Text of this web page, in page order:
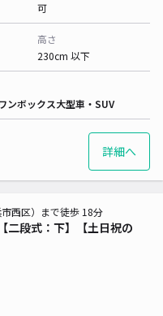
可
高さ
230cm 以下
ンボックス大型車・SUV
詳細へ
二段式：下】【土日祝の
西区）まで徒歩 18分